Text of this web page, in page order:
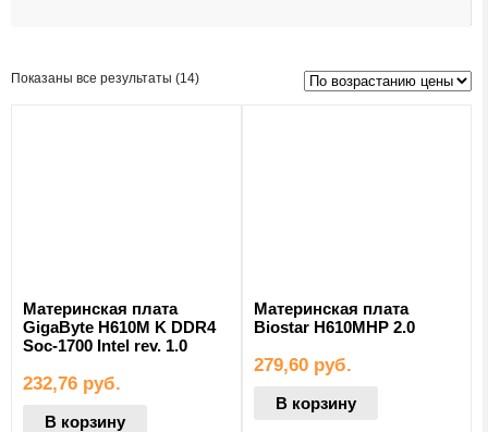
Показаны все результаты (14)Цены:
Материнская плата
GigaByte H610M K DDR4
Soc-1700 Intel rev. 1.0
232,76 руб.
В корзину
Материнская плата
Biostar H610MHP 2.0
279,60 руб.
В корзину